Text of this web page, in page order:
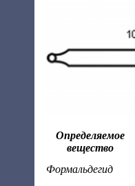
Определяемое
вещество
Формальдегид